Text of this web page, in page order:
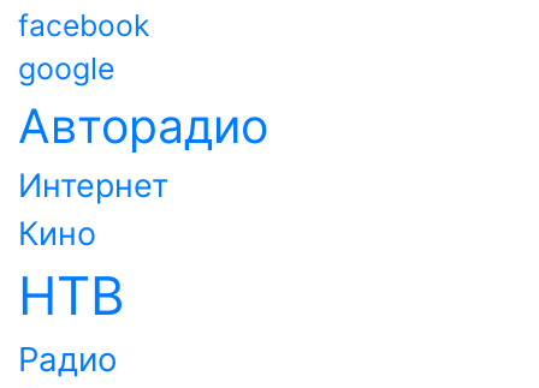
facebook
google
Авторадио
Интернет
Кино
НТВ
Радио